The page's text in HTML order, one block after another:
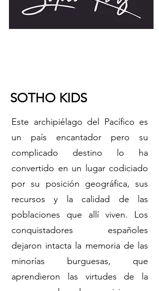
SOTHO KIDS
Este archipiélago del Pacífico es
un país encantador pero su
complicado destino lo ha
convertido en un lugar codiciado
por su posición geográfica, sus
recursos y la calidad de las
poblaciones que allí viven. Los
conquistadores españoles
dejaron intacta la memoria de las
minorías burguesas, que
aprendieron las virtudes de la